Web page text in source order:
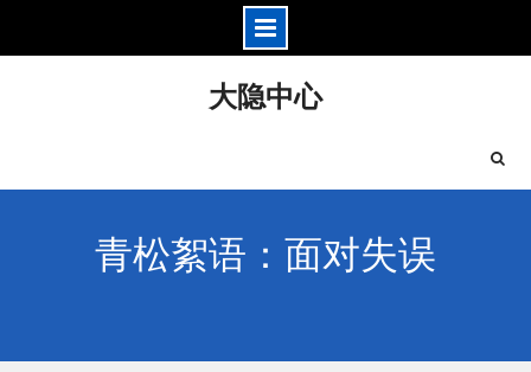
大隐中心
青松絮语：面对失误